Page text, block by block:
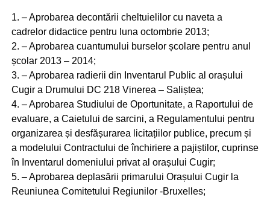
1. – Aprobarea decontării cheltuielilor cu naveta a
cadrelor didactice pentru luna octombrie 2013;
2. – Aprobarea cuantumului burselor școlare pentru anul
școlar 2013 – 2014;
3. – Aprobarea radierii din Inventarul Public al orașului
Cugir a Drumului DC 218 Vinerea – Saliștea;
4. – Aprobarea Studiului de Oportunitate, a Raportului de
evaluare, a Caietului de sarcini, a Regulamentului pentru
organizarea și desfășurarea licitațiilor publice, precum și
a modelului Contractului de închiriere a pajiștilor, cuprinse
în Inventarul domeniului privat al orașului Cugir;
5. – Aprobarea deplasării primarului Orașului Cugir la
Reuniunea Comitetului Regiunilor -Bruxelles;